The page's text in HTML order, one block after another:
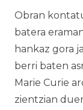
Obran
batera
hankaz gora
berri baten
Marie Curie
zientzian